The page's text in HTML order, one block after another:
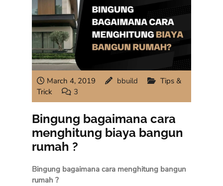
March 4, 2019 bbuild
Tips &
Trick
3
Bingung bagaimana cara
menghitung biaya bangun
rumah ?
Bingung bagaimana cara menghitung bangun
rumah ?